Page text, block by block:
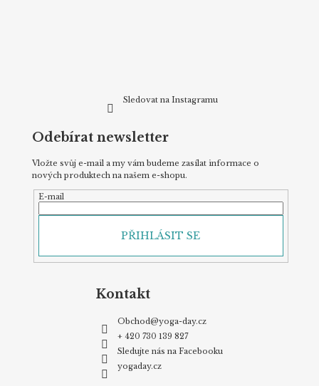
Sledovat na Instagramu
Odebírat newsletter
Vložte svůj e-mail a my vám budeme zasílat informace o
nových produktech na našem e-shopu.
E-mail
PŘIHLÁSIT SE
Kontakt
Obchod@yoga-day.cz
+ 420 730 139 827
Sledujte nás na Facebooku
yogaday.cz